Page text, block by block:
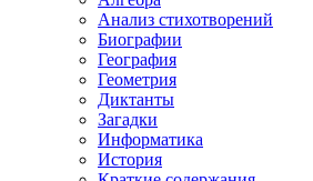
Анализ стихотворений
Биографии
География
Геометрия
Диктанты
Загадки
Информатика
История